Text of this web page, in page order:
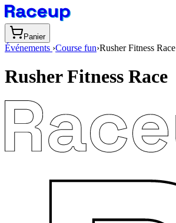
Panier
Événements ›Course fun›Rusher Fitness Race
Rusher Fitness Race